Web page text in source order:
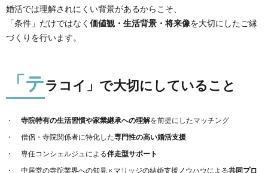
婚活では理解されにくい背景があるからこそ、
「条件」だけではなく 価値観・生活背景・将来像を大切にしたご縁
づくりを行います。
「テラコイ」で大切にしていること
寺院特有の生活習慣や家業継承への理解を前提にしたマッチング
僧侶・寺院関係者に特化した専門性の高い婚活支援
専任コンシェルジュによる伴走型サポート
中居堂の寺院業界への知見 × マリッジの結婚支援ノウハウによる共同プロ